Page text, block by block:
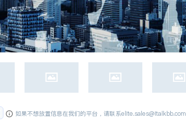
如果不想放置信息在我们的平台，请联系elite.sales@italkbb.com